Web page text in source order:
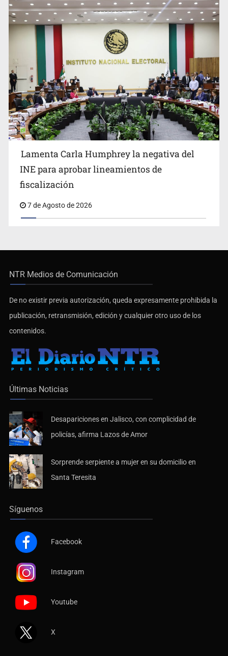
Lamenta Carla Humphrey la negativa del
INE para aprobar lineamientos de
fiscalización
7 de Agosto de 2026
NTR Medios de Comunicación
De no existir previa autorización, queda expresamente prohibida la
publicación, retransmisión, edición y cualquier otro uso de los
contenidos.
Últimas Noticias
Desapariciones en Jalisco, con complicidad de
policías, afirma Lazos de Amor
Sorprende serpiente a mujer en su domicilio en
Santa Teresita
Síguenos
Facebook
Instagram
Youtube
X